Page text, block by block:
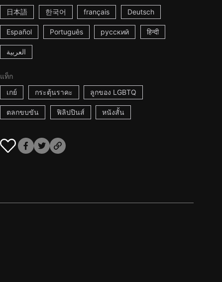
日本語 한국어 français Deutsch
Español Português русский हिन्दी
العربية
แท็ก
เกย์
กระตุ้นราคะ ลูกของ LGBTQ
ตลกขบขัน ฟิลิปปินส์ หนังสั้น